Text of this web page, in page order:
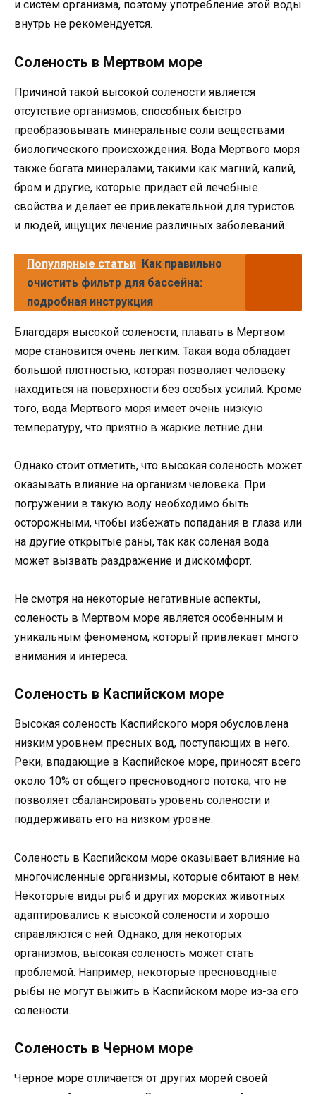
и систем организма, поэтому употребление этой воды
внутрь не рекомендуется.
Соленость в Мертвом море
Причиной такой высокой солености является
отсутствие организмов, способных быстро
преобразовывать минеральные соли веществами
биологического происхождения. Вода Мертвого моря
также богата минералами, такими как магний, калий,
бром и другие, которые придает ей лечебные
свойства и делает ее привлекательной для туристов
и людей, ищущих лечение различных заболеваний.
Популярные статьи Как правильно
очистить фильтр для бассейна:
подробная инструкция
Благодаря высокой солености, плавать в Мертвом
море становится очень легким. Такая вода обладает
большой плотностью, которая позволяет человеку
находиться на поверхности без особых усилий. Кроме
того, вода Мертвого моря имеет очень низкую
температуру, что приятно в жаркие летние дни.
Однако стоит отметить, что высокая соленость может
оказывать влияние на организм человека. При
погружении в такую воду необходимо быть
осторожными, чтобы избежать попадания в глаза или
на другие открытые раны, так как соленая вода
может вызвать раздражение и дискомфорт.
Не смотря на некоторые негативные аспекты,
соленость в Мертвом море является особенным и
уникальным феноменом, который привлекает много
внимания и интереса.
Соленость в Каспийском море
Высокая соленость Каспийского моря обусловлена
низким уровнем пресных вод, поступающих в него.
Реки, впадающие в Каспийское море, приносят всего
около 10% от общего пресноводного потока, что не
позволяет сбалансировать уровень солености и
поддерживать его на низком уровне.
Соленость в Каспийском море оказывает влияние на
многочисленные организмы, которые обитают в нем.
Некоторые виды рыб и других морских животных
адаптировались к высокой солености и хорошо
справляются с ней. Однако, для некоторых
организмов, высокая соленость может стать
проблемой. Например, некоторые пресноводные
рыбы не могут выжить в Каспийском море из-за его
солености.
Соленость в Черном море
Черное море отличается от других морей своей